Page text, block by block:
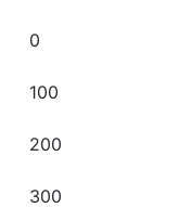
0
100
200
300